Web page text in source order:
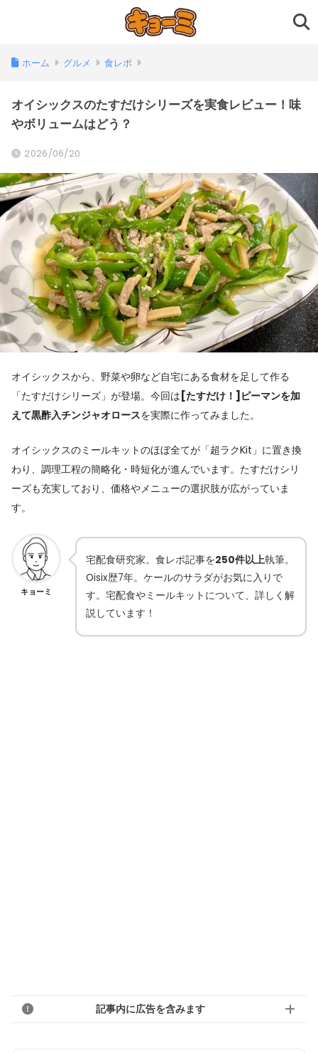
ホーム グルメ 食レポ
オイシックスのたすだけシリーズを実食レビュー！味
やボリュームはどう？
2026/06/20
オイシックスから、野菜や卵など自宅にある食材を足して作る
「たすだけシリーズ」が登場。今回は [たすだけ！]ピーマンを加
えて黒酢入チンジャオロースを実際に作ってみました。
オイシックスのミールキットのほぼ全てが「超ラクKit」に置き換
わり、調理工程の簡略化・時短化が進んでいます。たすだけシリ
ーズも充実しており、価格やメニューの選択肢が広がっていま
す。
キョーミ
宅配食研究家。食レポ記事を250件以上執筆。
Oisix歴7年。ケールのサラダがお気に入りで
す。宅配食やミールキットについて、詳しく解
説しています！
記事内に広告を含みます